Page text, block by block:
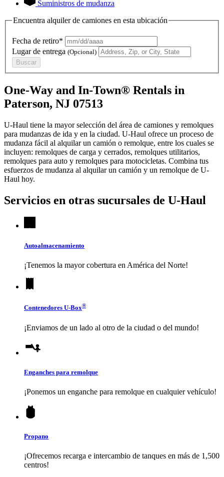
Suministros de mudanza
Encuentra alquiler de camiones en esta ubicación
Fecha de retiro*
Lugar de entrega (Opcional)
Buscar
One-Way and In-Town® Rentals in
Paterson, NJ 07513
U-Haul tiene la mayor selección del área de camiones y remolques
para mudanzas de ida y en la ciudad. U-Haul ofrece un proceso de
mudanza fácil al alquilar un camión o remolque, entre los cuales se
incluyen: remolques de carga y cerrados, remolques utilitarios,
remolques para auto y remolques para motocicletas. Combina tus
esfuerzos de mudanza al alquilar un camión y un remolque de U-
Haul hoy.
Servicios en otras sucursales de U-Haul
Autoalmacenamiento
¡Tenemos la mayor cobertura en América del Norte!
Contenedores U-Box®
¡Enviamos de un lado al otro de la ciudad o del mundo!
Enganches para remolque
¡Ponemos un enganche para remolque en cualquier vehículo!
Propano
¡Ofrecemos recarga e intercambio de tanques en más de 1,500
centros!